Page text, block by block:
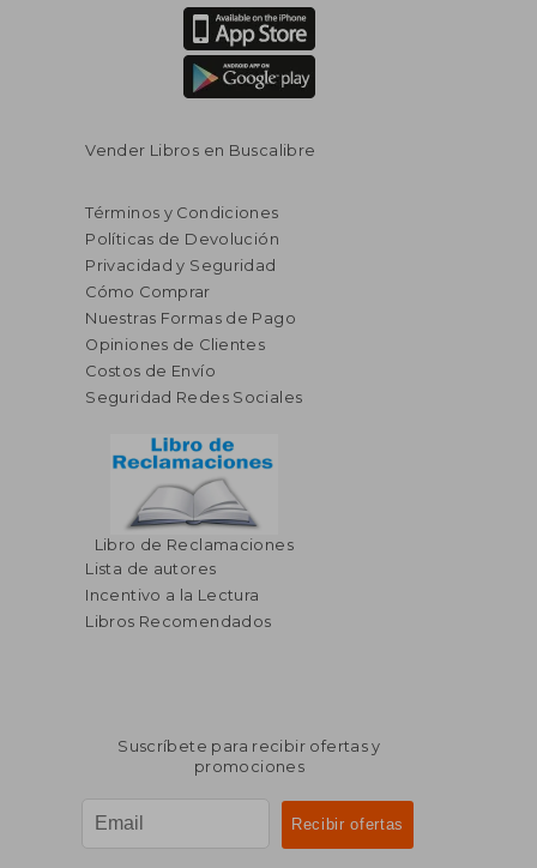
Vender Libros en Buscalibre
Términos y Condiciones
Políticas de Devolución
Privacidad y Seguridad
Cómo Comprar
Nuestras Formas de Pago
Opiniones de Clientes
Costos de Envío
Seguridad Redes Sociales
Libro de Reclamaciones
Lista de autores
Incentivo a la Lectura
Libros Recomendados
Suscríbete para recibir ofertas y
promociones